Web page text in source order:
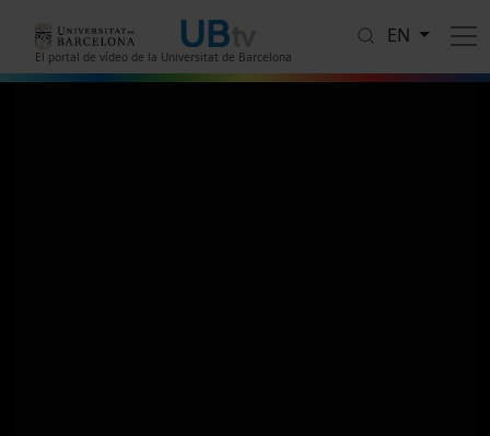
El portal de vídeo de la Universitat de Barcelona
EN